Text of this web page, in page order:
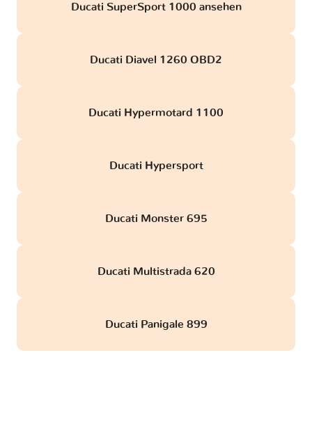
Ducati SuperSport 1000 ansehen
Ducati Diavel 1260 OBD2
Ducati Hypermotard 1100
Ducati Hypersport
Ducati Monster 695
Ducati Multistrada 620
Ducati Panigale 899